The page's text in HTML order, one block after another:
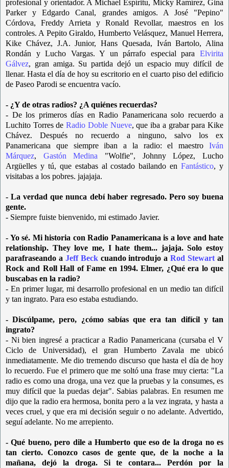
profesional y orientador. A Michael Espíritu, Micky Ramírez, Gina
Parker y Edgardo Canal, grandes amigos. A José "Pepino"
Córdova, Freddy Arrieta y Ronald Revollar, maestros en los
controles. A Pepito Giraldo, Humberto Velásquez, Manuel Herrera,
Kike Chávez, J.A. Junior, Hans Quesada, Iván Bartolo, Alina
Rondán y Lucho Vargas. Y un párrafo especial para Elvirita
Gálvez, gran amiga. Su partida dejó un espacio muy difícil de
llenar. Hasta el día de hoy su escritorio en el cuarto piso del edificio
de Paseo Parodi se encuentra vacío.
- ¿Y de otras radios? ¿A quiénes recuerdas?
- De los primeros días en Radio Panamericana solo recuerdo a
Luchito Torres deRadio Doble Nueve, que iba a grabar para Kike
Chávez. Después no recuerdo a ninguno, salvo los ex
Panamericana que siempre iban a la radio: el maestro Iván
Márquez, Gastón Medina "Wolfie", Johnny López, Lucho
Argüelles y tú, que estabas al costado bailando enFantástico, y
visitabas a los pobres. jajajaja.
- La verdad que nunca debí haber regresado. Pero soy buena
gente.
- Siempre fuiste bienvenido, mi estimado Javier.
- Yo sé. Mi historia con Radio Panamericana is a love and hate
relationship. They love me, I hate them... jajaja. Solo estoy
parafraseando a Jeff Beckcuando introdujo aRod Stewartal
Rock and Roll Hall of Fame en 1994. Elmer, ¿Qué era lo que
buscabas en la radio?
- En primer lugar, mi desarrollo profesional en un medio tan difícil
y tan ingrato. Para eso estaba estudiando.
- Discúlpame, pero, ¿cómo sabías que era tan difícil y tan
ingrato?
- Ni bien ingresé a practicar a Radio Panamericana (cursaba el V
Ciclo de Universidad), el gran Humberto Zavala me ubicó
inmediatamente. Me dio tremendo discurso que hasta el día de hoy
lo recuerdo. Fue el primero que me soltó una frase muy cierta: "La
radio es como una droga, una vez que la pruebas y la consumes, es
muy difícil que la puedas dejar". Sabias palabras. En resumen me
dijo que la radio era hermosa, bonita pero a la vez ingrata, y hasta a
veces cruel, y que era mi decisión seguir o no adelante. Advertido,
seguí adelante. No me arrepiento.
- Qué bueno, pero dile a Humberto que eso de la droga no es
tan cierto. Conozco casos de gente que, de la noche a la
mañana, dejó la droga. Si te contara... Perdón por la